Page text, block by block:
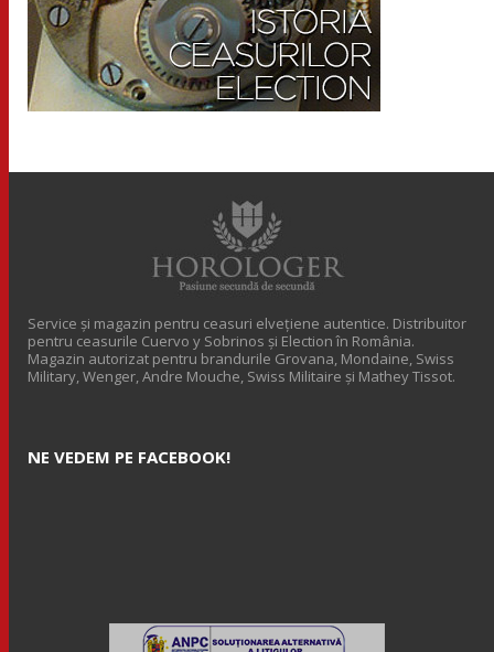
Service și magazin pentru ceasuri elveţiene autentice. Distribuitor
pentru ceasurile Cuervo y Sobrinos și Election în România.
Magazin autorizat pentru brandurile Grovana, Mondaine, Swiss
Military, Wenger, Andre Mouche, Swiss Militaire și Mathey Tissot.
NE VEDEM PE FACEBOOK!